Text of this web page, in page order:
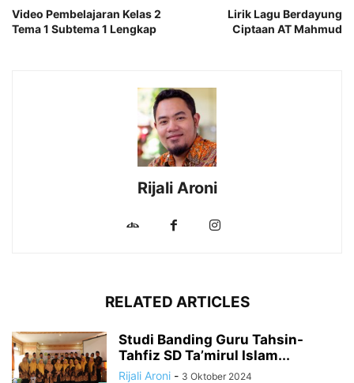
Video Pembelajaran Kelas 2
Tema 1 Subtema 1 Lengkap
Lirik Lagu Berdayung
Ciptaan AT Mahmud
Rijali Aroni
RELATED ARTICLES
Studi Banding Guru Tahsin-
Tahfiz SD Ta’mirul Islam...
Rijali Aroni - 3 Oktober 2024